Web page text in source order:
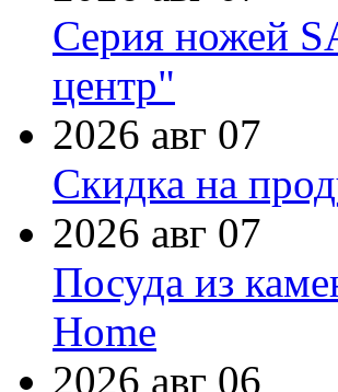
Серия ножей
центр"
2026 авг 07
Скидка на
2026 авг 07
Посуда из
Home
2026 авг 06